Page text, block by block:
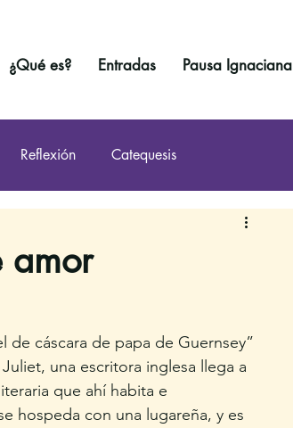
¿Qué es? Entradas Pausa Ignaciana
Reflexión Catequesis
amor
de cáscara de papa de Guernsey”
una escritora inglesa llega a
que ahí habita e
hospeda con una lugareña, y es